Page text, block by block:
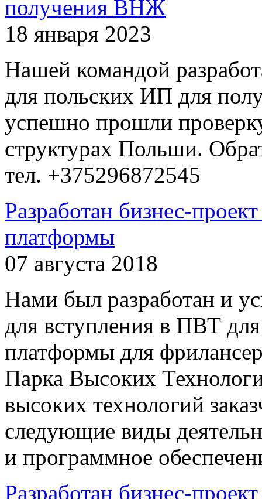
получения ВНЖ
18 января 2023
Нашей командой
для польских ИП для
успешно прошли
структурах Польши.
тел. +375296872545
Разработан бизнес-
платформы
07 августа 2018
Нами был разработан и
для вступления в ПВТ
платформы для
Парка Высоких
высоких технологий
следующие виды
и программное
Разработан бизнес-